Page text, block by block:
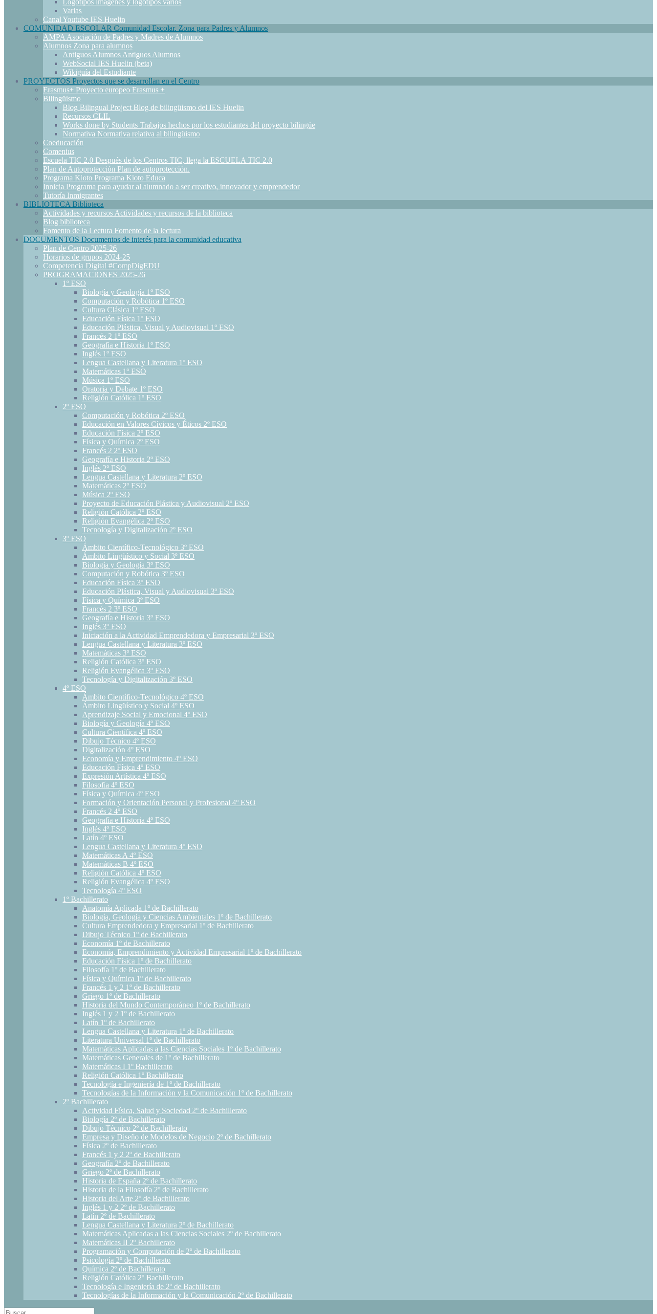
Logotipos imágenes y logotipos varios
Varias
Canal Youtube IES Huelin
COMUNIDAD ESCOLAR Comunidad Escolar. Zona para Padres y Alumnos
AMPA Asociación de Padres y Madres de Alumnos
Alumnos Zona para alumnos
Antiguos Alumnos Antiguos Alumnos
WebSocial IES Huelin (beta)
Wikiguía del Estudiante
PROYECTOS Proyectos que se desarrollan en el Centro
Erasmus+ Proyecto europeo Erasmus +
Bilingüismo
Blog Bilingual Project Blog de bilingüismo del IES Huelin
Recursos CLIL
Works done by Students Trabajos hechos por los estudiantes del proyecto bilingüe
Normativa Normativa relativa al bilingüismo
Coeducación
Comenius
Escuela TIC 2.0 Después de los Centros TIC, llega la ESCUELA TIC 2.0
Plan de Autoprotección Plan de autoprotección.
Programa Kioto Programa Kioto Educa
Innicia Programa para ayudar al alumnado a ser creativo, innovador y emprendedor
Tutoría Inmigrantes
BIBLIOTECA Biblioteca
Actividades y recursos Actividades y recursos de la biblioteca
Blog biblioteca
Fomento de la Lectura Fomento de la lectura
DOCUMENTOS Documentos de interés para la comunidad educativa
Plan de Centro 2025-26
Horarios de grupos 2024-25
Competencia Digital #CompDigEDU
PROGRAMACIONES 2025-26
1º ESO
Biología y Geología 1º ESO
Computación y Robótica 1º ESO
Cultura Clásica 1º ESO
Educación Física 1º ESO
Educación Plástica, Visual y Audiovisual 1º ESO
Francés 2 1º ESO
Geografía e Historia 1º ESO
Inglés 1º ESO
Lengua Castellana y Literatura 1º ESO
Matemáticas 1º ESO
Música 1º ESO
Oratoria y Debate 1º ESO
Religión Católica 1º ESO
2º ESO
Computación y Robótica 2º ESO
Educación en Valores Cívicos y Éticos 2º ESO
Educación Física 2º ESO
Física y Química 2º ESO
Francés 2 2º ESO
Geografía e Historia 2º ESO
Inglés 2º ESO
Lengua Castellana y Literatura 2º ESO
Matemáticas 2º ESO
Música 2º ESO
Proyecto de Educación Plástica y Audiovisual 2º ESO
Religión Católica 2º ESO
Religión Evangélica 2º ESO
Tecnología y Digitalización 2º ESO
3º ESO
Ámbito Científico-Tecnológico 3º ESO
Ámbito Lingüístico y Social 3º ESO
Biología y Geología 3º ESO
Computación y Robótica 3º ESO
Educación Física 3º ESO
Educación Plástica, Visual y Audiovisual 3º ESO
Física y Química 3º ESO
Francés 2 3º ESO
Geografía e Historia 3º ESO
Inglés 3º ESO
Iniciación a la Actividad Emprendedora y Empresarial 3º ESO
Lengua Castellana y Literatura 3º ESO
Matemáticas 3º ESO
Religión Católica 3º ESO
Religión Evangélica 3º ESO
Tecnología y Digitalización 3º ESO
4º ESO
Ámbito Científico-Tecnológico 4º ESO
Ámbito Lingüístico y Social 4º ESO
Aprendizaje Social y Emocional 4º ESO
Biología y Geología 4º ESO
Cultura Científica 4º ESO
Dibujo Técnico 4º ESO
Digitalización 4º ESO
Economía y Emprendimiento 4º ESO
Educación Física 4º ESO
Expresión Artística 4º ESO
Filosofía 4º ESO
Física y Química 4º ESO
Formación y Orientación Personal y Profesional 4º ESO
Francés 2 4º ESO
Geografía e Historia 4º ESO
Inglés 4º ESO
Latín 4º ESO
Lengua Castellana y Literatura 4º ESO
Matemáticas A 4º ESO
Matemáticas B 4º ESO
Religión Católica 4º ESO
Religión Evangélica 4º ESO
Tecnología 4º ESO
1º Bachillerato
Anatomía Aplicada 1º de Bachillerato
Biología, Geología y Ciencias Ambientales 1º de Bachillerato
Cultura Emprendedora y Empresarial 1º de Bachillerato
Dibujo Técnico 1º de Bachillerato
Economía 1º de Bachillerato
Economía, Emprendimiento y Actividad Empresarial 1º de Bachillerato
Educación Física 1º de Bachillerato
Filosofía 1º de Bachillerato
Física y Química 1º de Bachillerato
Francés 1 y 2 1º de Bachillerato
Griego 1º de Bachillerato
Historia del Mundo Contemporáneo 1º de Bachillerato
Inglés 1 y 2 1º de Bachillerato
Latín 1º de Bachillerato
Lengua Castellana y Literatura 1º de Bachillerato
Literatura Universal 1º de Bachillerato
Matemáticas Aplicadas a las Ciencias Sociales 1º de Bachillerato
Matemáticas Generales de 1º de Bachillerato
Matemáticas I 1º Bachillerato
Religión Católica 1º Bachillerato
Tecnología e Ingeniería de 1º de Bachillerato
Tecnologías de la Información y la Comunicación 1º de Bachillerato
2º Bachillerato
Actividad Física, Salud y Sociedad 2º de Bachillerato
Biología 2º de Bachillerato
Dibujo Técnico 2º de Bachillerato
Empresa y Diseño de Modelos de Negocio 2º de Bachillerato
Física 2º de Bachillerato
Francés 1 y 2 2º de Bachillerato
Geografía 2º de Bachillerato
Griego 2º de Bachillerato
Historia de España 2º de Bachillerato
Historia de la Filosofía 2º de Bachillerato
Historia del Arte 2º de Bachillerato
Inglés 1 y 2 2º de Bachillerato
Latín 2º de Bachillerato
Lengua Castellana y Literatura 2º de Bachillerato
Matemáticas Aplicadas a las Ciencias Sociales 2º de Bachillerato
Matemáticas II 2º Bachillerato
Programación y Computación de 2º de Bachillerato
Psicología 2º de Bachillerato
Química 2º de Bachillerato
Religión Católica 2º Bachillerato
Tecnología e Ingeniería de 2º de Bachillerato
Tecnologías de la Información y la Comunicación 2º de Bachillerato
Search